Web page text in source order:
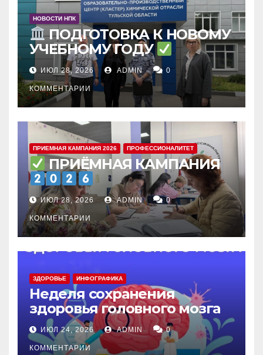
НОВОСТИ НПК
ПОДГОТОВКА К НОВОМУ
УЧЕБНОМУ ГОДУ
ИЮЛ 28, 2026 ADMIN 0
КОММЕНТАРИИ
ПРИЕМНАЯ КАМПАНИЯ 2026 ПРОФЕССИОНАЛИТЕТ
ПРИЁМНАЯ КАМПАНИЯ
ИЮЛ 28, 2026 ADMIN 0
КОММЕНТАРИИ
ЗДОРОВЬЕ ИНФОГРАФИКА
Неделя сохранения
здоровья головного мозга
ИЮЛ 24, 2026 ADMIN 0
КОММЕНТАРИИ